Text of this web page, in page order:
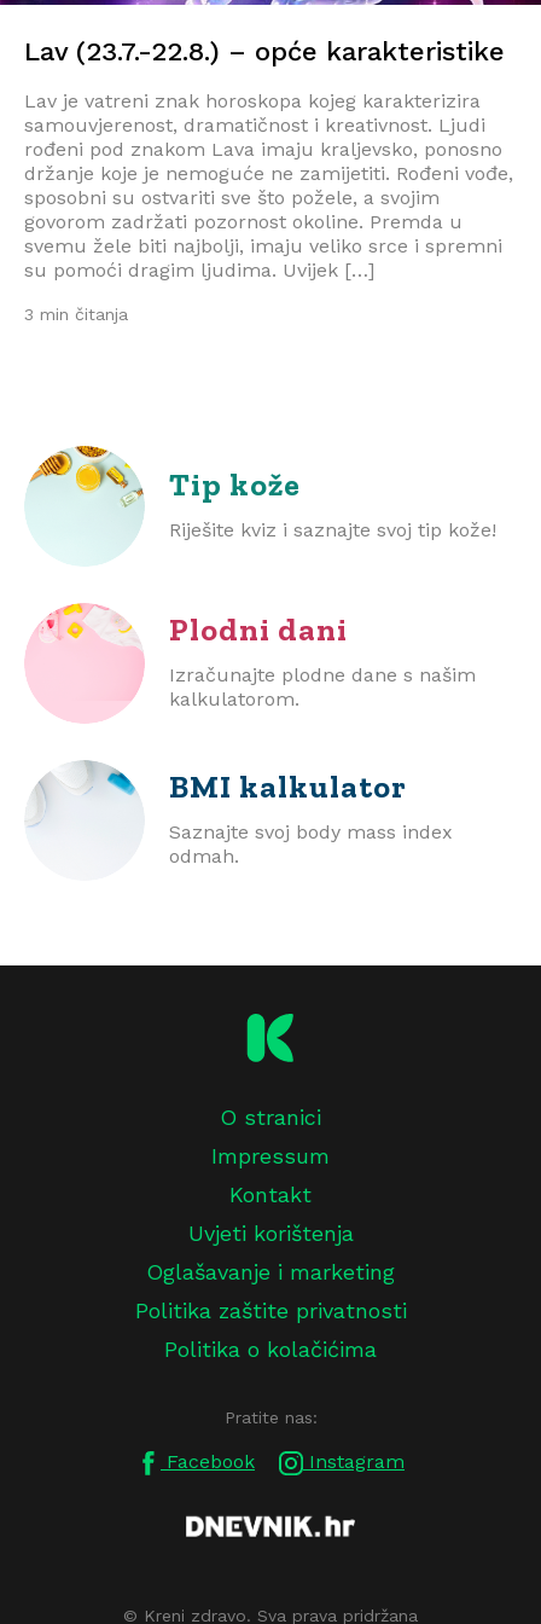
Lav (23.7.-22.8.) – opće karakteristike
Lav je vatreni znak horoskopa kojeg karakterizira
samouvjerenost, dramatičnost i kreativnost. Ljudi
rođeni pod znakom Lava imaju kraljevsko, ponosno
držanje koje je nemoguće ne zamijetiti. Rođeni vođe,
sposobni su ostvariti sve što požele, a svojim
govorom zadržati pozornost okoline. Premda u
svemu žele biti najbolji, imaju veliko srce i spremni
su pomoći dragim ljudima. Uvijek […]
3 min čitanja
Tip kože
Riješite kviz i saznajte svoj tip kože!
Plodni dani
Izračunajte plodne dane s našim
kalkulatorom.
BMI kalkulator
Saznajte svoj body mass index
odmah.
O stranici
Impressum
Kontakt
Uvjeti korištenja
Oglašavanje i marketing
Politika zaštite privatnosti
Politika o kolačićima
Pratite nas:
Facebook Instagram
© Kreni zdravo. Sva prava pridržana